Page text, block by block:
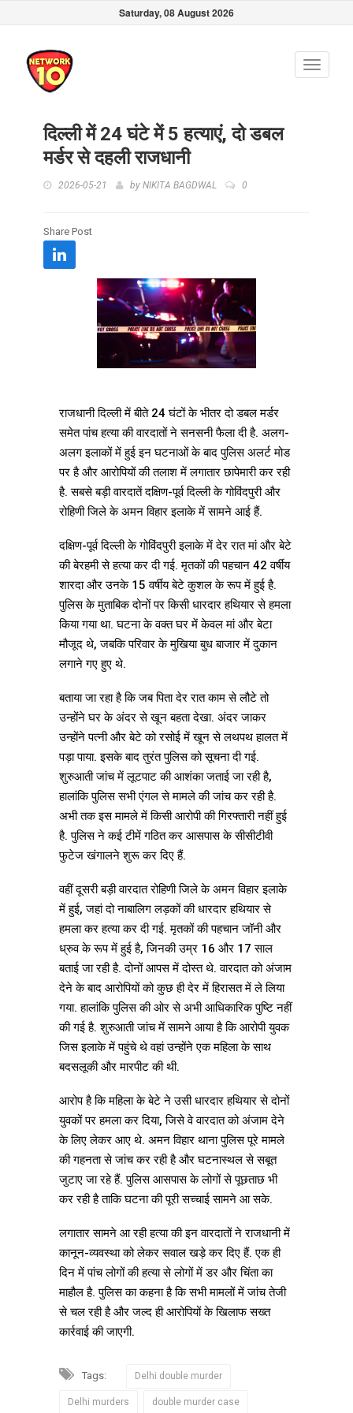
Saturday, 08 August 2026
Toggle
दिल्ली में 24 घंटे में 5 हत्याएं, दो डबल
मर्डर से दहली राजधानी
2026-05-21 by NIKITA BAGDWAL 0
Share Post
राजधानी दिल्ली में बीते 24 घंटों के भीतर दो डबल मर्डर
समेत पांच हत्या की वारदातों ने सनसनी फैला दी है. अलग-
अलग इलाकों में हुई इन घटनाओं के बाद पुलिस अलर्ट मोड
पर है और आरोपियों की तलाश में लगातार छापेमारी कर रही
है. सबसे बड़ी वारदातें दक्षिण-पूर्व दिल्ली के गोविंदपुरी और
रोहिणी जिले के अमन विहार इलाके में सामने आई हैं.
दक्षिण-पूर्व दिल्ली के गोविंदपुरी इलाके में देर रात मां और बेटे
की बेरहमी से हत्या कर दी गई. मृतकों की पहचान 42 वर्षीय
शारदा और उनके 15 वर्षीय बेटे कुशल के रूप में हुई है.
पुलिस के मुताबिक दोनों पर किसी धारदार हथियार से हमला
किया गया था. घटना के वक्त घर में केवल मां और बेटा
मौजूद थे, जबकि परिवार के मुखिया बुध बाजार में दुकान
लगाने गए हुए थे.
बताया जा रहा है कि जब पिता देर रात काम से लौटे तो
उन्होंने घर के अंदर से खून बहता देखा. अंदर जाकर
उन्होंने पत्नी और बेटे को रसोई में खून से लथपथ हालत में
पड़ा पाया. इसके बाद तुरंत पुलिस को सूचना दी गई.
शुरुआती जांच में लूटपाट की आशंका जताई जा रही है,
हालांकि पुलिस सभी एंगल से मामले की जांच कर रही है.
अभी तक इस मामले में किसी आरोपी की गिरफ्तारी नहीं हुई
है. पुलिस ने कई टीमें गठित कर आसपास के सीसीटीवी
फुटेज खंगालने शुरू कर दिए हैं.
वहीं दूसरी बड़ी वारदात रोहिणी जिले के अमन विहार इलाके
में हुई, जहां दो नाबालिग लड़कों की धारदार हथियार से
हमला कर हत्या कर दी गई. मृतकों की पहचान जॉनी और
ध्रुव के रूप में हुई है, जिनकी उम्र 16 और 17 साल
बताई जा रही है. दोनों आपस में दोस्त थे. वारदात को अंजाम
देने के बाद आरोपियों को कुछ ही देर में हिरासत में ले लिया
गया. हालांकि पुलिस की ओर से अभी आधिकारिक पुष्टि नहीं
की गई है. शुरुआती जांच में सामने आया है कि आरोपी युवक
जिस इलाके में पहुंचे थे वहां उन्होंने एक महिला के साथ
बदसलूकी और मारपीट की थी.
आरोप है कि महिला के बेटे ने उसी धारदार हथियार से दोनों
युवकों पर हमला कर दिया, जिसे वे वारदात को अंजाम देने
के लिए लेकर आए थे. अमन विहार थाना पुलिस पूरे मामले
की गहनता से जांच कर रही है और घटनास्थल से सबूत
जुटाए जा रहे हैं. पुलिस आसपास के लोगों से पूछताछ भी
कर रही है ताकि घटना की पूरी सच्चाई सामने आ सके.
लगातार सामने आ रही हत्या की इन वारदातों ने राजधानी में
कानून-व्यवस्था को लेकर सवाल खड़े कर दिए हैं. एक ही
दिन में पांच लोगों की हत्या से लोगों में डर और चिंता का
माहौल है. पुलिस का कहना है कि सभी मामलों में जांच तेजी
से चल रही है और जल्द ही आरोपियों के खिलाफ सख्त
कार्रवाई की जाएगी.
Tags: Delhi double murder
Delhi murders double murder case